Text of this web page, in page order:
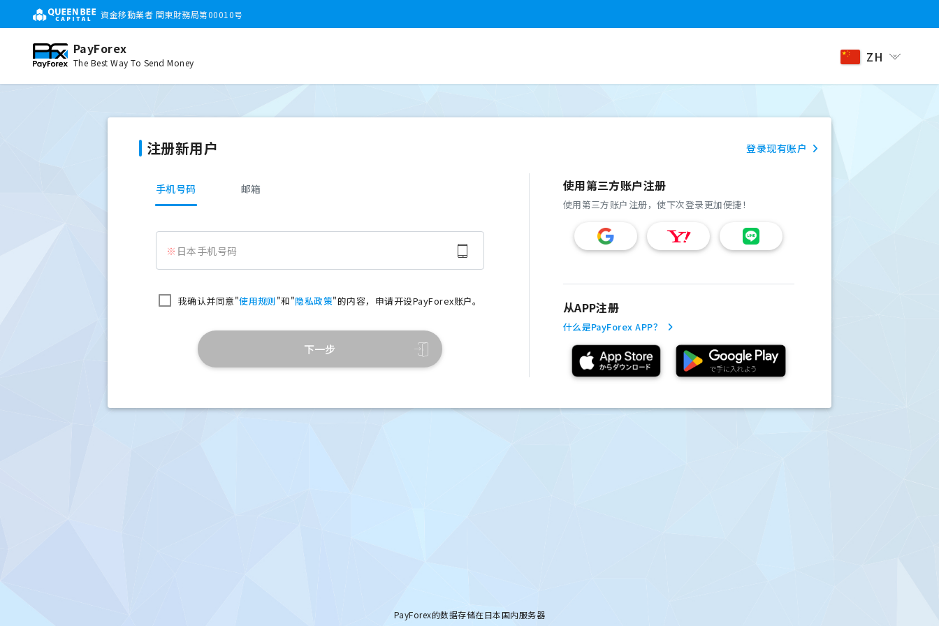
資金移動業者 関東財務局第00010号
PayForex
The Best Way To Send Money ZH
注册新用户 登录现有账户
手机号码 邮箱
日本手机号码
我确认并同意"使用规则"和"隐私政策"的内容，申请开设PayForex账户。
下一步
使用第三方账户注册
使用第三方账户注册，使下次登录更加便捷！
从APP注册
什么是PayForex APP？
PayForex的数据存储在日本国内服务器